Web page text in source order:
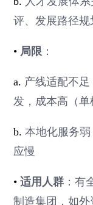
评、发展路径规
• 局限 ：
a. 产线适配不
发，成本高（单
b.本地化服务
应慢
•适用人群 ：有
制造集团，如外